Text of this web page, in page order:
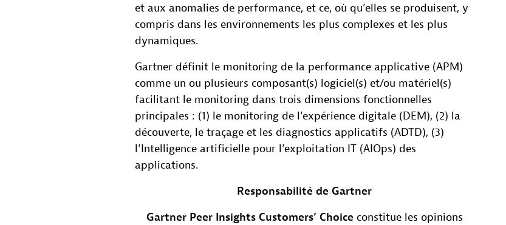
et aux anomalies de performance, et ce, où qu’elles se produisent, y
compris dans les environnements les plus complexes et les plus
dynamiques.
Gartner définit le monitoring de la performance applicative (APM)
comme un ou plusieurs composant(s) logiciel(s) et/ou matériel(s)
facilitant le monitoring dans trois dimensions fonctionnelles
principales : (1) le monitoring de l’expérience digitale (DEM), (2) la
découverte, le traçage et les diagnostics applicatifs (ADTD), (3)
l’Intelligence artificielle pour l’exploitation IT (AIOps) des
applications.
Responsabilité de Gartner
Gartner Peer Insights Customers’ Choice constitue les opinions